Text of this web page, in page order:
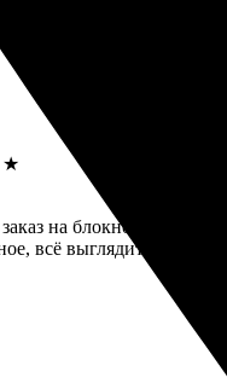
Удобный сайт, все
★
на блокноты,
всё выглядит очень